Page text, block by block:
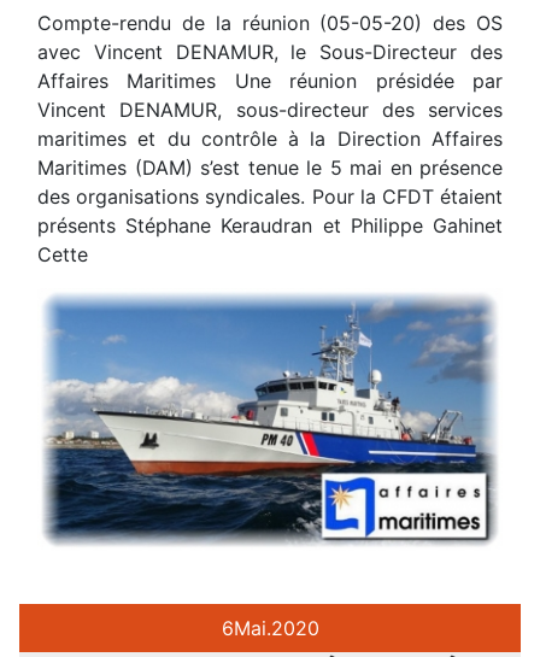
Compte-rendu de la réunion (05-05-20) des OS
avec Vincent DENAMUR, le Sous-Directeur des
Affaires Maritimes Une réunion présidée par
Vincent DENAMUR, sous-directeur des services
maritimes et du contrôle à la Direction Affaires
Maritimes (DAM) s’est tenue le 5 mai en présence
des organisations syndicales. Pour la CFDT étaient
présents Stéphane Keraudran et Philippe Gahinet
Cette
6Mai.2020